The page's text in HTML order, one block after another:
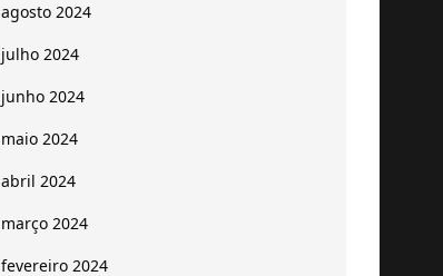
agosto 2024
julho 2024
junho 2024
maio 2024
abril 2024
março 2024
fevereiro 2024